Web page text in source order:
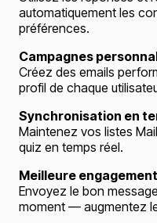
automatiquement les
préférences.
Campagnes
Créez des emails
profil de chaque
Synchronisation en
Maintenez vos listes
quiz en temps réel.
Meilleure
Envoyez le bon
moment — augmentez